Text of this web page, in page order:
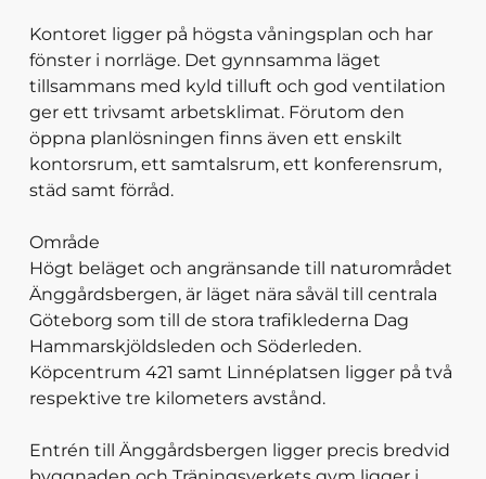
Kontoret ligger på högsta våningsplan och har
fönster i norrläge. Det gynnsamma läget
tillsammans med kyld tilluft och god ventilation
ger ett trivsamt arbetsklimat. Förutom den
öppna planlösningen finns även ett enskilt
kontorsrum, ett samtalsrum, ett konferensrum,
städ samt förråd.
Område
Högt beläget och angränsande till naturområdet
Änggårdsbergen, är läget nära såväl till centrala
Göteborg som till de stora trafiklederna Dag
Hammarskjöldsleden och Söderleden.
Köpcentrum 421 samt Linnéplatsen ligger på två
respektive tre kilometers avstånd.
Entrén till Änggårdsbergen ligger precis bredvid